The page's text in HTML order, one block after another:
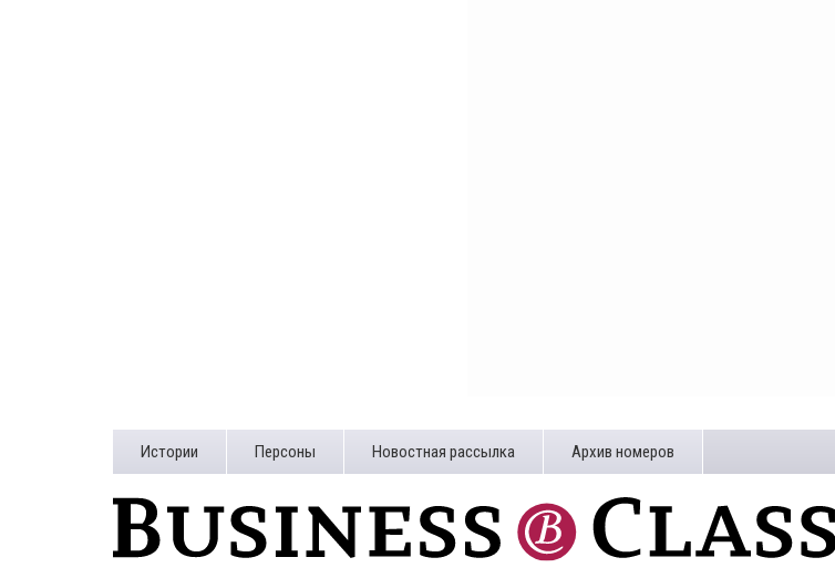
Истории Персоны Новостная рассылка Архив номеров